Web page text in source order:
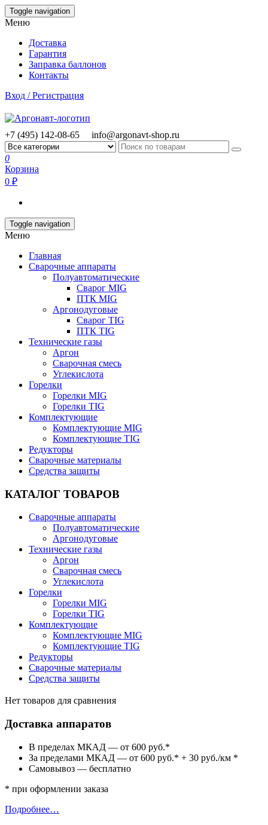
Skip
to
content
Toggle navigation
Меню
Доставка
Гарантия
Заправка баллонов
Контакты
Вход / Регистрация
+7 (495) 142-08-65 info@argonavt-shop.ru
0
Корзина
0 ₽
Toggle navigation
Меню
Главная
Сварочные аппараты
Полуавтоматические
Сварог MIG
ПТК MIG
Аргонодуговые
Сварог TIG
ПТК TIG
Технические газы
Аргон
Сварочная смесь
Углекислота
Горелки
Горелки MIG
Горелки TIG
Комплектующие
Комплектующие MIG
Комплектующие TIG
Редукторы
Сварочные материалы
Средства защиты
КАТАЛОГ ТОВАРОВ
Сварочные аппараты
Полуавтоматические
Аргонодуговые
Технические газы
Аргон
Сварочная смесь
Углекислота
Горелки
Горелки MIG
Горелки TIG
Комплектующие
Комплектующие MIG
Комплектующие TIG
Редукторы
Сварочные материалы
Средства защиты
Нет товаров для сравнения
Доставка аппаратов
В пределах МКАД — от 600 руб.*
За пределами МКАД — от 600 руб.* + 30 руб./км *
Самовывоз — бесплатно
* при оформлении заказа
Подробнее…